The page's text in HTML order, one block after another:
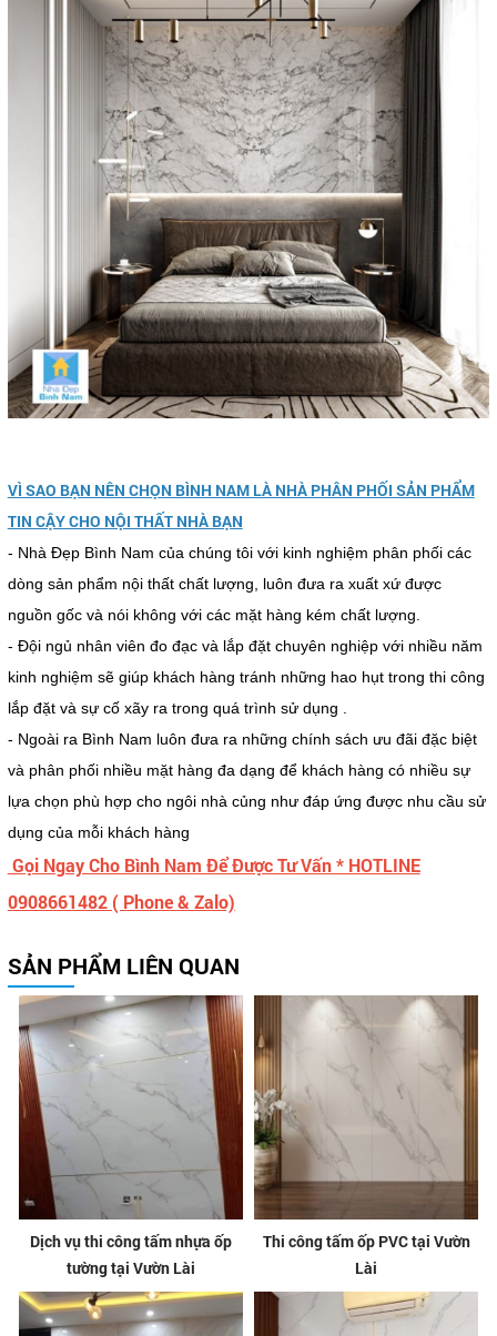
VÌ SAO BẠN NÊN CHỌN BÌNH NAM LÀ NHÀ PHÂN PHỐI SẢN PHẨM
TIN CẬY CHO NỘI THẤT NHÀ BẠN
- Nhà Đẹp Bình Nam của chúng tôi với kinh nghiệm phân phối các
dòng sản phẩm nội thất chất lượng, luôn đưa ra xuất xứ được
nguồn gốc và nói không với các mặt hàng kém chất lượng.
- Đội ngủ nhân viên đo đạc và lắp đặt chuyên nghiệp với nhiều năm
kinh nghiệm sẽ giúp khách hàng tránh những hao hụt trong thi công
lắp đặt và sự cố xãy ra trong quá trình sử dụng .
- Ngoài ra Bình Nam luôn đưa ra những chính sách ưu đãi đặc biệt
và phân phối nhiều mặt hàng đa dạng để khách hàng có nhiều sự
lựa chọn phù hợp cho ngôi nhà củng như đáp ứng được nhu cầu sử
dụng của mỗi khách hàng
Gọi Ngay Cho Bình Nam Để Được Tư Vấn * HOTLINE
0908661482 ( Phone & Zalo)
SẢN PHẨM LIÊN QUAN
Dịch vụ thi công tấm nhựa ốp
tường tại Vườn Lài
Thi công tấm ốp PVC tại Vườn
Lài